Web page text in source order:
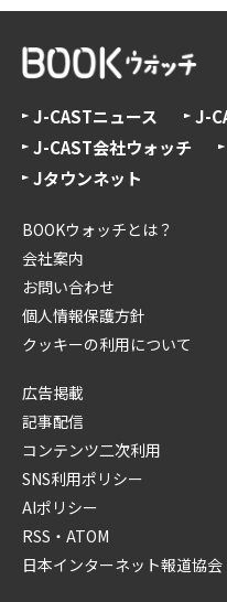
J-CASTニュース
J-
J-CAST会社ウォッチ
Jタウンネット
BOOKウォッチとは？
会社案内
お問い合わせ
個人情報保護方針
クッキーの利用について
広告掲載
記事配信
コンテンツ二次利用
SNS利用ポリシー
AIポリシー
RSS・ATOM
日本インターネット報道協会